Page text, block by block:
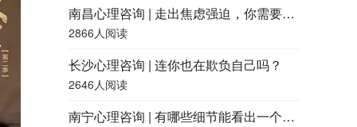
南昌心理咨询 | 走出焦虑强迫，你需要了解这四点
2866人阅读
长沙心理咨询 | 连你也在欺负自己吗？
2646人阅读
南宁心理咨询 | 有哪些细节能看出一个人的精神状况好不好？